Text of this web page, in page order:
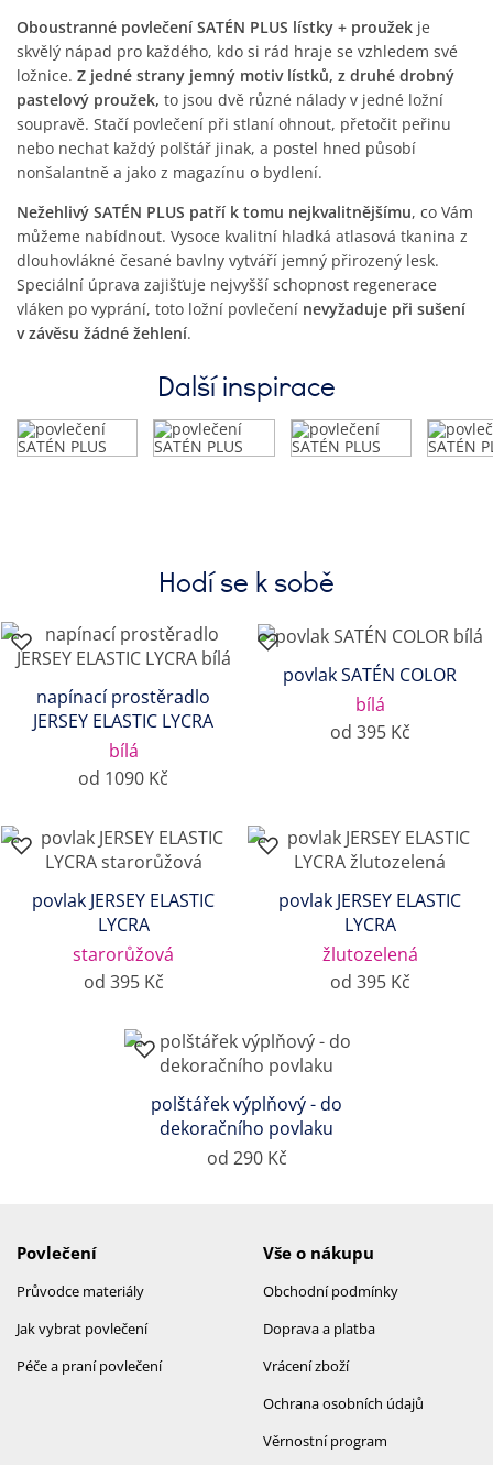
Oboustranné povlečení SATÉN PLUS lístky + proužek je
skvělý nápad pro každého, kdo si rád hraje se vzhledem své
ložnice. Z jedné strany jemný motiv lístků, z druhé drobný
pastelový proužek, to jsou dvě různé nálady v jedné ložní
soupravě. Stačí povlečení při stlaní ohnout, přetočit peřinu
nebo nechat každý polštář jinak, a postel hned působí
nonšalantně a jako z magazínu o bydlení.
Nežehlivý SATÉN PLUS patří k tomu nejkvalitnějšímu, co Vám
můžeme nabídnout. Vysoce kvalitní hladká atlasová tkanina z
dlouhovlákné česané bavlny vytváří jemný přirozený lesk.
Speciální úprava zajišťuje nejvyšší schopnost regenerace
vláken po vyprání, toto ložní povlečení nevyžaduje při sušení
v závěsu žádné žehlení.
Další inspirace
Hodí se k sobě
napínací prostěradlo
JERSEY ELASTIC LYCRA
bílá
od 1090 Kč
povlak SATÉN COLOR
bílá
od 395 Kč
povlak JERSEY ELASTIC
LYCRA
starorůžová
od 395 Kč
povlak JERSEY ELASTIC
LYCRA
žlutozelená
od 395 Kč
polštářek výplňový - do
dekoračního povlaku
od 290 Kč
Povlečení
Průvodce materiály
Jak vybrat povlečení
Péče a praní povlečení
Vše o nákupu
Obchodní podmínky
Doprava a platba
Vrácení zboží
Ochrana osobních údajů
Věrnostní program